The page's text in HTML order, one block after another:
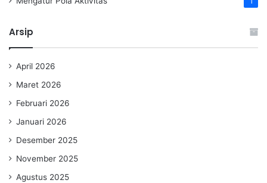
Arsip
April 2026
Maret 2026
Februari 2026
Januari 2026
Desember 2025
November 2025
Agustus 2025